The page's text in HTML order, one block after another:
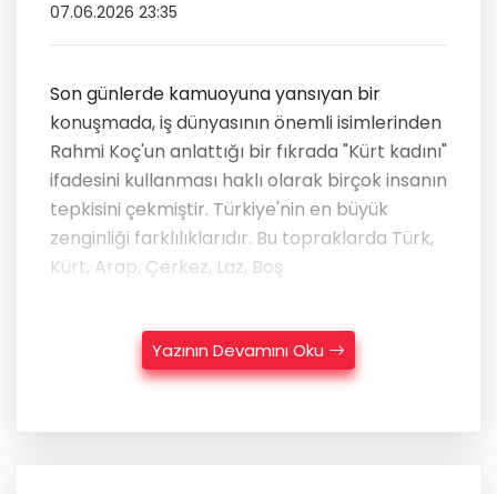
07.06.2026 23:35
Son günlerde kamuoyuna yansıyan bir
konuşmada, iş dünyasının önemli isimlerinden
Rahmi Koç'un anlattığı bir fıkrada "Kürt kadını"
ifadesini kullanması haklı olarak birçok insanın
tepkisini çekmiştir. Türkiye'nin en büyük
zenginliği farklılıklarıdır. Bu topraklarda Türk,
Kürt, Arap, Çerkez, Laz, Boş
Yazının Devamını Oku